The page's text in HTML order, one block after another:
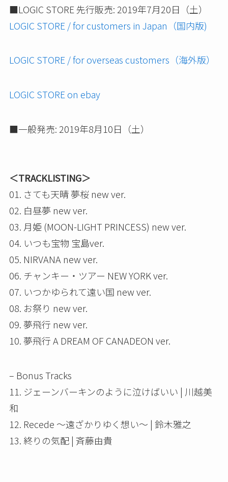
■LOGIC STORE 先行販売: 2019年7月20日（土）
LOGIC STORE / for customers in Japan（国内版)
LOGIC STORE / for overseas customers（海外版）
LOGIC STORE on ebay
■一般発売: 2019年8月10日（土）
＜TRACKLISTING＞
01. さても天晴 夢桜 new ver.
02. 白昼夢 new ver.
03. 月姫 (MOON-LIGHT PRINCESS) new ver.
04. いつも宝物 宝島ver.
05. NIRVANA new ver.
06. チャンキー・ツアー NEW YORK ver.
07. いつかゆられて遠い国 new ver.
08. お祭り new ver.
09. 夢飛行 new ver.
10. 夢飛行 A DREAM OF CANADEON ver.
– Bonus Tracks
11. ジェーンバーキンのように泣けばいい | 川越美
和
12. Recede ～遠ざかりゆく想い～ | 鈴木雅之
13. 終りの気配 | 斉藤由貴